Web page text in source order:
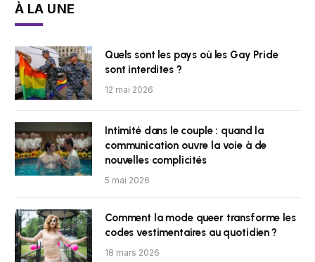
À LA UNE
Quels sont les pays où les Gay Pride
sont interdites ?
12 mai 2026
Intimité dans le couple : quand la
communication ouvre la voie à de
nouvelles complicités
5 mai 2026
Comment la mode queer transforme les
codes vestimentaires au quotidien ?
18 mars 2026